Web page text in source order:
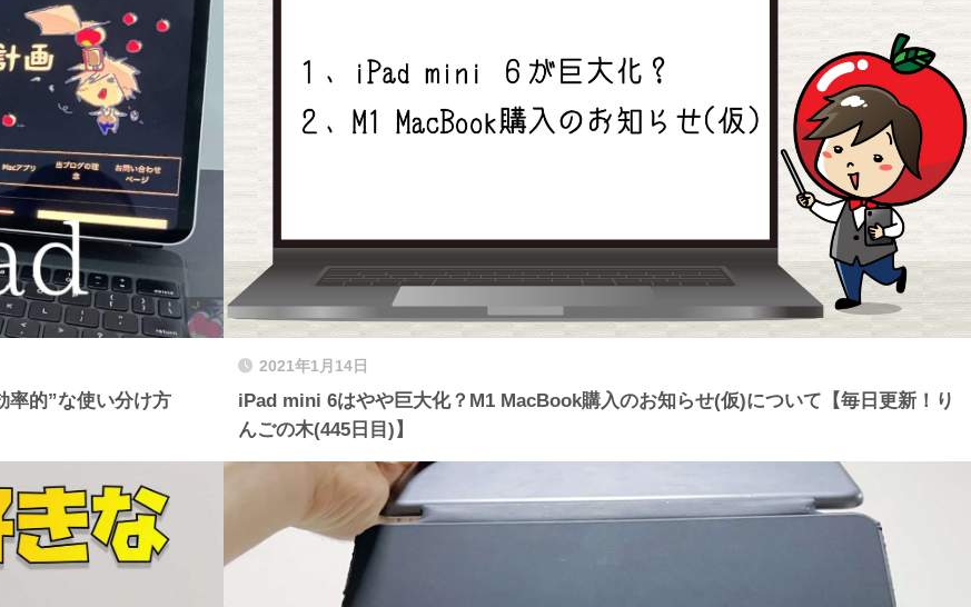
率的”な使い分け方
2021年1月14日
iPad mini 6はやや巨大化？M1 MacBook購入のお知らせ(仮)について【毎日更新！り
んごの木(445日目)】